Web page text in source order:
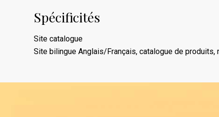
Spécificités
Site catalogue
Site bilingue Anglais/Français, catalogue de